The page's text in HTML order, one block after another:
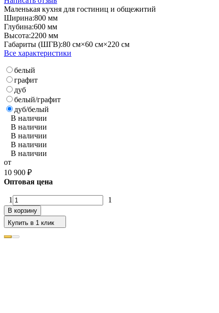
Маленькая кухня для гостиниц и общежитий
Ширина:800 мм
Глубина:600 мм
Высота:2200 мм
Габариты (ШГВ):80 см×60 см×220 см
Все характеристики
белый
графит
дуб
белый/графит
дуб/белый
В наличии
В наличии
В наличии
В наличии
В наличии
от
10 900 ₽
Оптовая цена
1 1
В корзину
Купить в 1 клик